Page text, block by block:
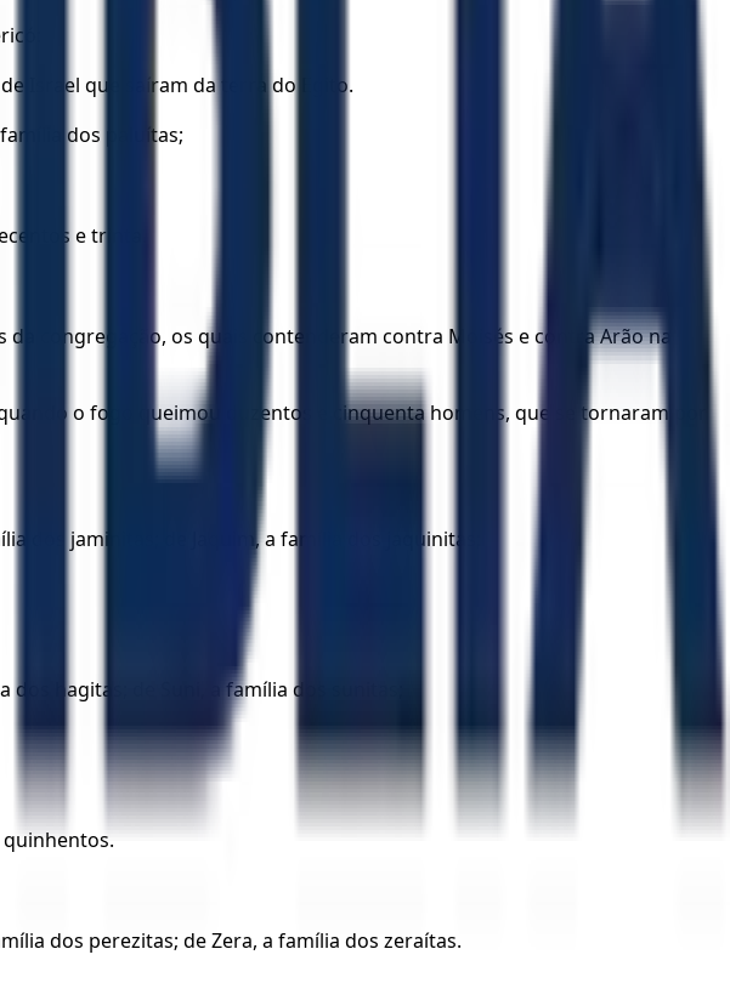
Israel que saíram da terra do Egito.
dos paluítas;
e trinta.
da congregação, os quais contenderam contra Moisés e contra Arão na
o fogo queimou duzentos e cinquenta homens, que se tornaram por
dos jaminitas; de Jaquim, a família dos jaquinitas;
hagitas; de Suni, a família dos sunitas;
quinhentos.
dos perezitas; de Zera, a família dos zeraítas.